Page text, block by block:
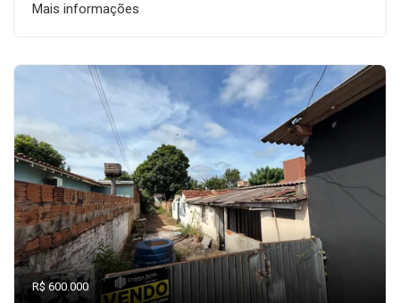
Mais informações
R$ 600.000